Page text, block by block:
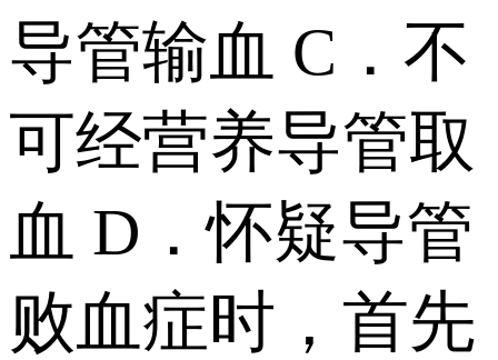
导管输血 C．不
可经营养导管取
血 D．怀疑导管
败血症时，首先